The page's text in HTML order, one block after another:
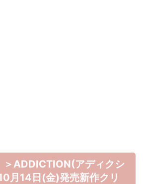
＞ADDICTION(アディクシ
月14日(金)発売新作クリ